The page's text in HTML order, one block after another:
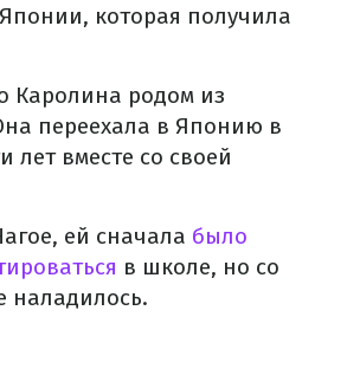
которая получила
Каролина родом из
переехала в Японию в
лет вместе со своей
ей сначала было
в школе, но со
наладилось.